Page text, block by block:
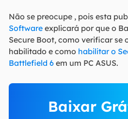
Não se preocupe , pois esta
Softwareexplicará por que o
Secure Boot, como verificar se
habilitado e como habilitar o
Battlefield 6em um PC ASUS.
Baixar